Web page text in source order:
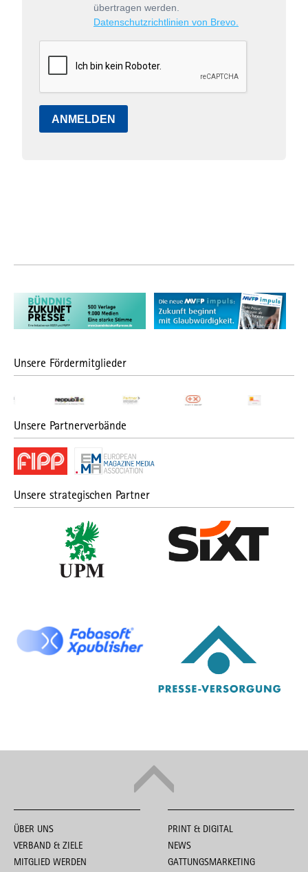
übertragen werden.
Datenschutzrichtlinien von Brevo.
ANMELDEN
Unsere Fördermitglieder
Unsere Partnerverbände
Unsere strategischen Partner
ÜBER UNS
VERBAND & ZIELE
MITGLIED WERDEN
PRINT & DIGITAL
NEWS
GATTUNGSMARKETING